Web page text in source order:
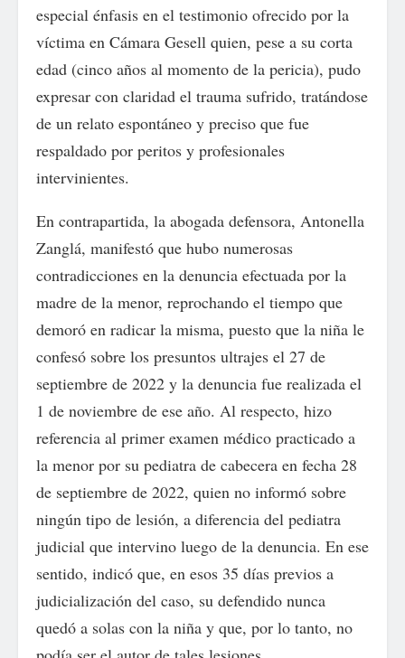
especial énfasis en el testimonio ofrecido por la
víctima en Cámara Gesell quien, pese a su corta
edad (cinco años al momento de la pericia), pudo
expresar con claridad el trauma sufrido, tratándose
de un relato espontáneo y preciso que fue
respaldado por peritos y profesionales
intervinientes.
En contrapartida, la abogada defensora, Antonella
Zanglá, manifestó que hubo numerosas
contradicciones en la denuncia efectuada por la
madre de la menor, reprochando el tiempo que
demoró en radicar la misma, puesto que la niña le
confesó sobre los presuntos ultrajes el 27 de
septiembre de 2022 y la denuncia fue realizada el
1 de noviembre de ese año. Al respecto, hizo
referencia al primer examen médico practicado a
la menor por su pediatra de cabecera en fecha 28
de septiembre de 2022, quien no informó sobre
ningún tipo de lesión, a diferencia del pediatra
judicial que intervino luego de la denuncia. En ese
sentido, indicó que, en esos 35 días previos a
judicialización del caso, su defendido nunca
quedó a solas con la niña y que, por lo tanto, no